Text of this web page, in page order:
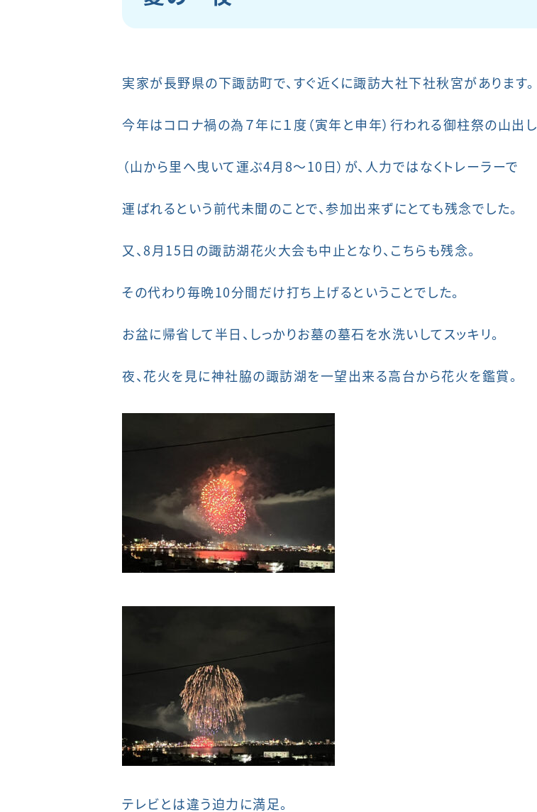
実家が長野県の下諏訪町で、すぐ近くに諏訪大社下社秋宮があります。
今年はコロナ禍の為７年に１度（寅年と申年）行われる御柱祭の山出し
（山から里へ曳いて運ぶ4月8～10日）が、人力ではなくトレーラーで
運ばれるという前代未聞のことで、参加出来ずにとても残念でした。
又、8月15日の諏訪湖花火大会も中止となり、こちらも残念。
その代わり毎晩10分間だけ打ち上げるということでした。
お盆に帰省して半日、しっかりお墓の墓石を水洗いしてスッキリ。
夜、花火を見に神社脇の諏訪湖を一望出来る高台から花火を鑑賞。
テレビとは違う迫力に満足。